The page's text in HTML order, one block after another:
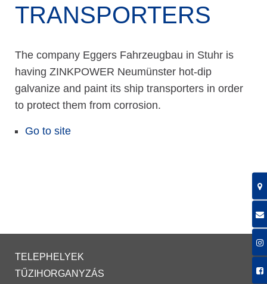
TRANSPORTERS
The company Eggers Fahrzeugbau in Stuhr is
having ZINKPOWER Neumünster hot-dip
galvanize and paint its ship transporters in order
to protect them from corrosion.
Go to site
TELEPHELYEK
TŰZIHORGANYZÁS